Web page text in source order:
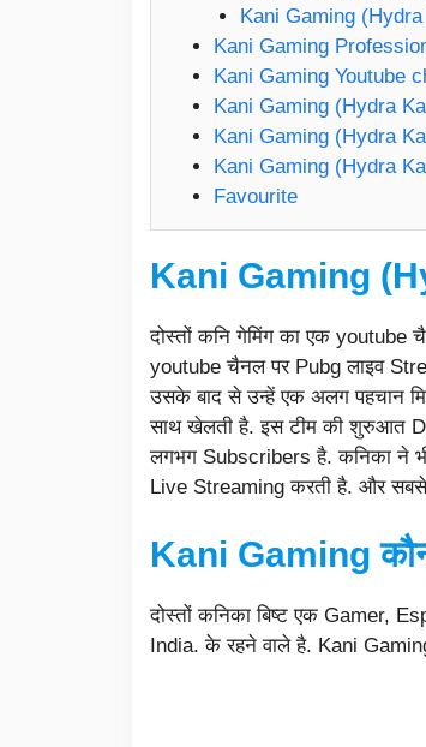
Kani Gaming
Kani Gaming
Kani Gaming Youtube
Kani Gaming (Hydra
Kani Gaming (Hydra
Kani Gaming (Hydra
Favourite
Kani Gaming
दोस्तों कनि गेमिंग का एक youtube
youtube चैनल पर Pubg लाइव
उसके बाद से उन्हें एक अलग पहचान
साथ खेलती है. इस टीम की शुरुआत
लगभग Subscribers है. कनिका ने
Live Streaming करती है. और सबसे
Kani Gaming
दोस्तों कनिका बिष्ट एक Gamer,
India. के रहने वाले है. Kani